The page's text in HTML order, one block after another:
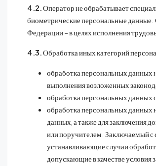
4.2.Оператор не обрабатывает
биометрические персональные данные.
Федерации – в целях исполнения
4.3.Обработка иных категорий
обработка персональных
выполнения возложенных
обработка персональных данных
обработка персональных данных
данных, а также для заключения
или поручителем. Заключаемый с
устанавливающие случаи
допускающие в качестве условия